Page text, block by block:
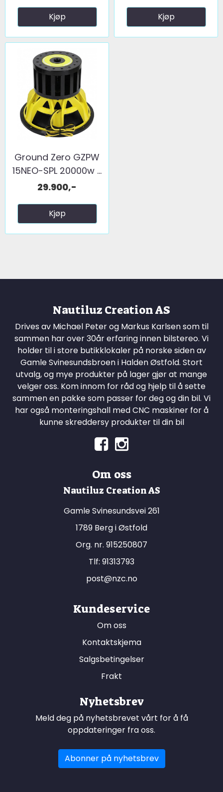
Kjøp Kjøp
Ground Zero GZPW
15NEO-SPL 20000w ...
29.900,-
Kjøp
Nautiluz Creation AS
Drives av Michael Peter og Markus Karlsen som til
sammen har over 30år erfaring innen bilstereo. Vi
holder til i store butikklokaler på norske siden av
Gamle Svinesundsbroen i Halden Østfold. Stort
utvalg, og mye produkter på lager gjør at mange
velger oss. Kom innom for råd og hjelp til å sette
sammen en pakke som passer for deg og din bil. Vi
har også monteringshall med CNC maskiner for å
kunne skreddersy produkter til din bil
Om oss
Nautiluz Creation AS
Gamle Svinesundsvei 261
1789 Berg i Østfold
Org. nr. 915250807
Tlf: 91313793
post@nzc.no
Kundeservice
Om oss
Kontaktskjema
Salgsbetingelser
Frakt
Nyhetsbrev
Meld deg på nyhetsbrevet vårt for å få
oppdateringer fra oss.
Abonner på nyhetsbrev